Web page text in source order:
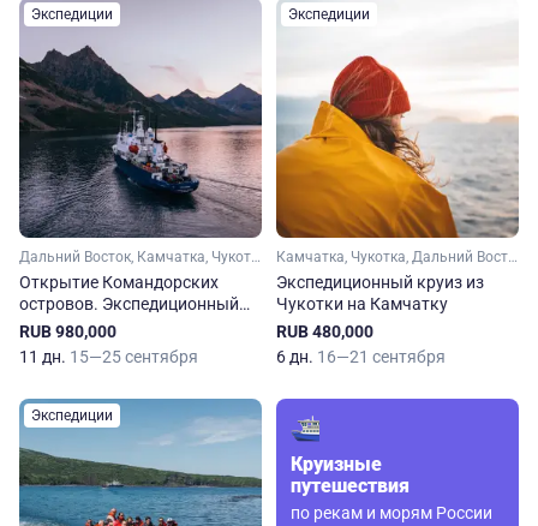
Экспедиции
Дальний Восток, Камчатка, Чукотка
Открытие Командорских
островов. Экспедиционный
круиз
RUB 980,000
11 дн. 15—25 сентября
Экспедиции
Камчатка, Чукотка, Дальний Восток
Экспедиционный круиз из
Чукотки на Камчатку
RUB 480,000
6 дн. 16—21 сентября
Экспедиции
Круизные
путешествия
по рекам и морям России